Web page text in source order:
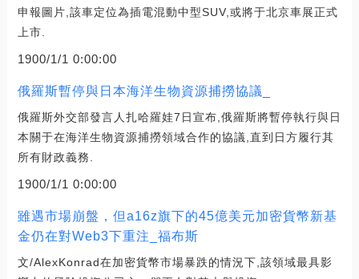
申報圖片,該車定位為插電混動中型SUV,或將于北京車展正式
上市.
1900/1/1 0:00:00
俄羅斯暫停與日本海洋生物資源捕撈協議_
俄羅斯外交部發言人扎哈羅娃7日宣布,俄羅斯將暫停執行與日
本關于在海洋生物資源捕撈領域合作的協議,直到日方履行其
所有財政義務.
1900/1/1 0:00:00
雖遇市場崩盤，但a16z旗下的45億美元加密貨幣新基
金仍在對Web3下重注_福布斯
文/AlexKonrad在加密貨幣市場暴跌的情況下,該領域最具影